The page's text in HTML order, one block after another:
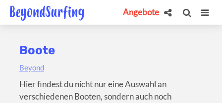
Angebote
Boote
Beyond
Hier findest du nicht nur eine Auswahl an
verschiedenen Booten, sondern auch noch